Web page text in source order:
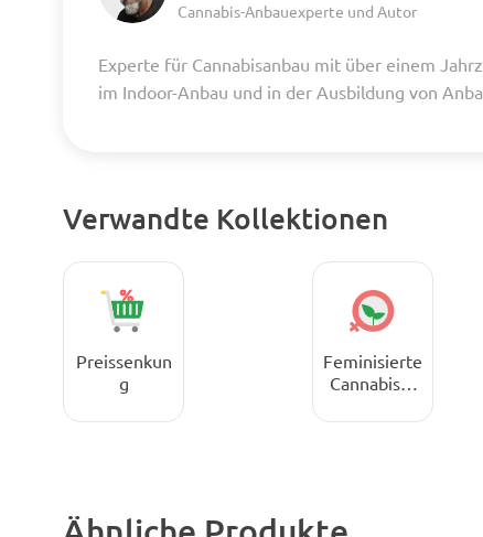
Cannabis-Anbauexperte und Autor
Experte für Cannabisanbau mit über einem
im Indoor-Anbau und in der Ausbildung von
Verwandte Kollektionen
Preissenkun
g
Feminisierte
Cannabissa